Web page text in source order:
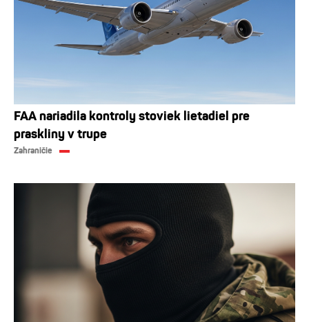
FAA nariadila kontroly stoviek lietadiel pre
praskliny v trupe
Zahraničie